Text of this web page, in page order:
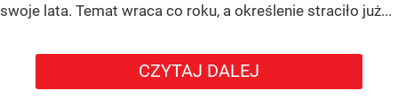
swoje lata. Temat wraca co roku, a określenie straciło już...
CZYTAJ DALEJ